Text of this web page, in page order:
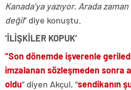
Kanada’ya yazıyor. Arada
değil” diye konuştu.
‘İLİŞKİLER KOPUK’
“Son dönemde işverenle
imzalanan sözleşmeden sonra
oldu” diyen Akçul, “sendikanın